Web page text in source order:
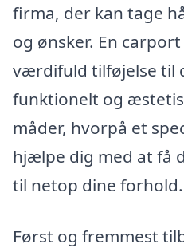
firma, der kan tage
og ønsker. En
værdifuld tilføjelse til
funktionelt og
måder, hvorpå et
hjælpe dig med at få
til netop dine forhold.
Først og fremmest